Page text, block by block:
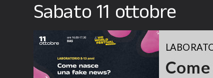
Sabato 11 ottobre